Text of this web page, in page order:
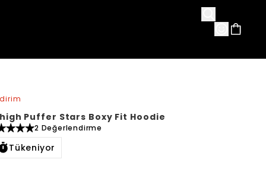
Puffer Stars Boxy Fit Hoodie
2 Değerlendirme
Tükeniyor